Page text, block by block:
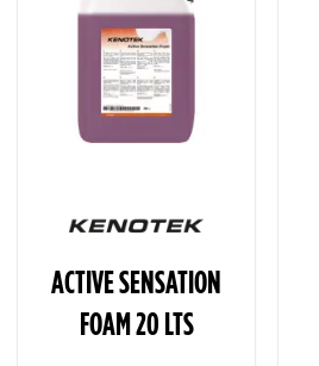
ACTIVE SENSATION
FOAM 20 LTS